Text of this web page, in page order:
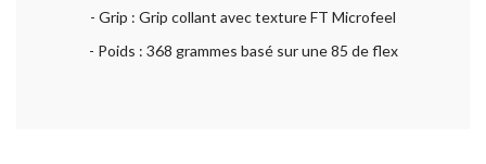
- Grip : Grip collant avec texture FT Microfeel
- Poids : 368 grammes basé sur une 85 de flex